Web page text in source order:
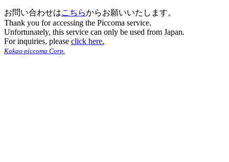
お問い合わせはこちらからお願いいたします。
Thank you for accessing the Piccoma service.
Unfortunately, this service can only be used from Japan.
For inquiries, please click here.
Kakao piccoma Corp.